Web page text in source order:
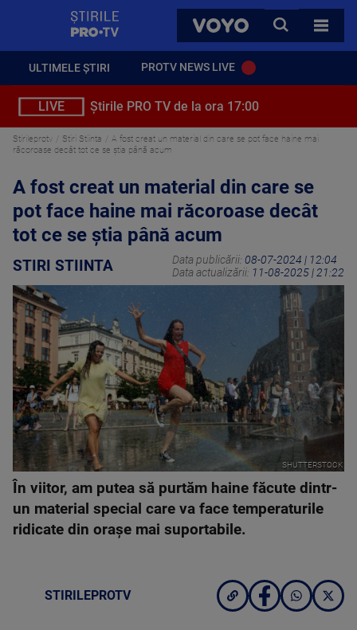
VOYO
CAUTA
TOATE
ULTIMELE ȘTIRI PROTV NEWS LIVE
LIVE Știrile PRO TV de la ora 17:00
Stirileprotv Stiri Stiinta
A fost creat un material din care se pot face haine mai
răcoroase decât tot ce se știa până acum
A fost creat un material din care se
pot face haine mai răcoroase decât
tot ce se știa până acum
STIRI STIINTA Data publicării: 08-07-2024 | 12:04
Data actualizării: 11-08-2025 | 21:22
SHUTTERSTOCK
În viitor, am putea să purtăm haine făcute dintr-
un material special care va face temperaturile
ridicate din orașe mai suportabile.
STIRILEPROTV